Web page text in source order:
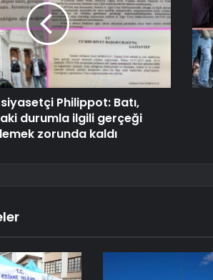
siyasetçi Philippot: Batı,
durumla ilgili gerçeği
zorunda kaldı